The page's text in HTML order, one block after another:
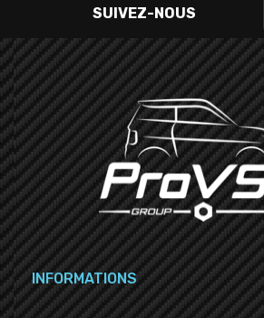
SUIVEZ-NOUS
INFORMATIONS